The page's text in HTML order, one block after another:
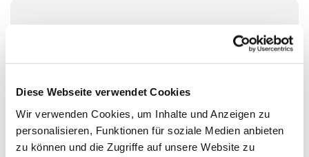
Diese Webseite verwendet Cookies
Wir verwenden Cookies, um Inhalte und Anzeigen zu
personalisieren, Funktionen für soziale Medien anbieten
zu können und die Zugriffe auf unsere Website zu
Sonntag, 3. Januar 2027, 08:00 Uhr
Trebbin